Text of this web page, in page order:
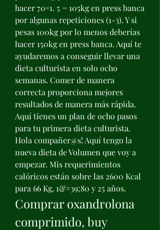
hacer 70×1. 5 = 105kg en press banca
por algunas repeticiones (1-3). Y si
pesas 100kg por lo menos deberías
hacer 150kg en press banca. Aquí te
ayudaremos a conseguir llevar una
dieta culturista en solo ocho
semanas. Comer de manera
correcta proporciona mejores
resultados de manera más rápida.
Aquí tienes un plan de ocho pasos
para tu primera dieta culturista.
Hola compañer@s! Aquí tengo la
nueva dieta de Volumen que voy a
empezar. Mis requerimientos
calóricos están sobre las 2600 Kcal
para 66 Kg, 1&#39;80 y 25 años.
Comprar oxandrolona
comprimido, buy